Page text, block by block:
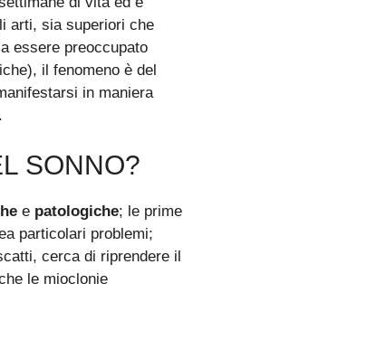
arti, sia superiori che
essere preoccupato
il fenomeno è del
in maniera
SONNO?
e patologiche; le prime
particolari problemi;
cerca di riprendere il
le mioclonie